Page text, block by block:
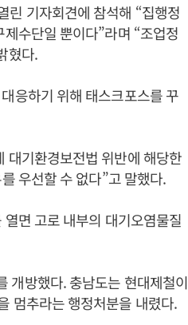
린 기자회견에 참석해 “집행정
수단일 뿐이다”라며 “조업정
혔다.
응하기 위해 태스크포스를 꾸
대기환경보전법 위반에 해당한
우선할 수 없다”고 말했다.
면 고로 내부의 대기오염물질
개방했다. 충남도는 현대제철이
멈추라는 행정처분을 내렸다.